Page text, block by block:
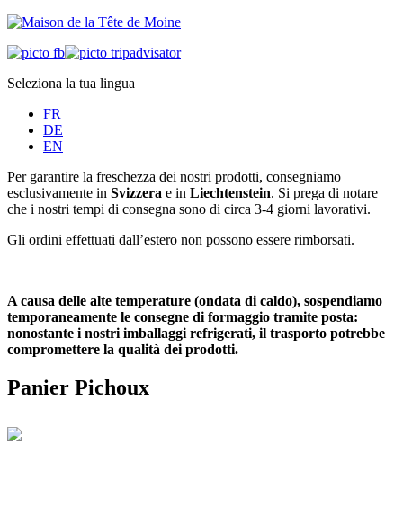
Seleziona la tua lingua
FR
DE
EN
Per garantire la freschezza dei nostri prodotti, consegniamo
esclusivamente in Svizzera e in Liechtenstein. Si prega di notare
che i nostri tempi di consegna sono di circa 3-4 giorni lavorativi.
Gli ordini effettuati dall’estero non possono essere rimborsati.
A causa delle alte temperature (ondata di caldo), sospendiamo
temporaneamente le consegne di formaggio tramite posta:
nonostante i nostri imballaggi refrigerati, il trasporto potrebbe
compromettere la qualità dei prodotti.
Panier Pichoux